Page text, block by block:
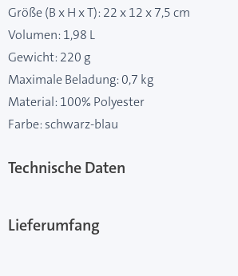
Größe (B x H x T): 22 x 12 x 7,5 cm
Volumen: 1,98 L
Gewicht: 220 g
Maximale Beladung: 0,7 kg
Material: 100% Polyester
Farbe: schwarz-blau
Technische Daten
Lieferumfang